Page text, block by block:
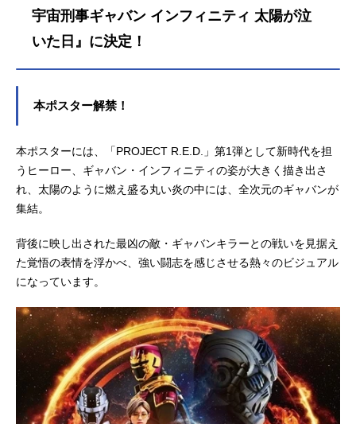
宇宙刑事ギャバン インフィニティ 太陽が泣
いた日』に決定！
本ポスター解禁！
本ポスターには、「PROJECT R.E.D.」第1弾として新時代を担
うヒーロー、ギャバン・インフィニティの姿が大きく描き出さ
れ、太陽のように燃え盛る丸い炎の中には、全次元のギャバンが
集結。
背後に映し出された最凶の敵・ギャバンキラーとの戦いを見据え
た覚悟の表情を浮かべ、強い闘志を感じさせる熱々のビジュアル
になっています。